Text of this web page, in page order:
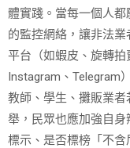
體實踐。當每一個人
的監控網絡，讓非法
平台（如蝦皮、旋轉拍
Instagram、Telegram
教師、學生、攤販業
舉，民眾也應加強自
標示、是否標榜「不含